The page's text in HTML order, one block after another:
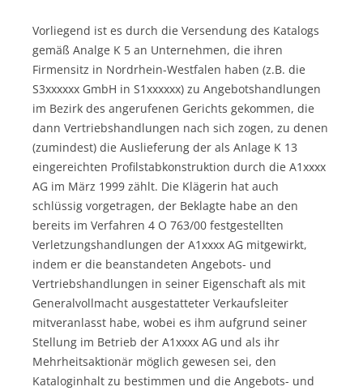
Vorliegend ist es durch die Versendung des Katalogs
gemäß Analge K 5 an Unternehmen, die ihren
Firmensitz in Nordrhein-Westfalen haben (z.B. die
S3xxxxxx GmbH in S1xxxxxx) zu Angebotshandlungen
im Bezirk des angerufenen Gerichts gekommen, die
dann Vertriebshandlungen nach sich zogen, zu denen
(zumindest) die Auslieferung der als Anlage K 13
eingereichten Profilstabkonstruktion durch die A1xxxx
AG im März 1999 zählt. Die Klägerin hat auch
schlüssig vorgetragen, der Beklagte habe an den
bereits im Verfahren 4 O 763/00 festgestellten
Verletzungshandlungen der A1xxxx AG mitgewirkt,
indem er die beanstandeten Angebots- und
Vertriebshandlungen in seiner Eigenschaft als mit
Generalvollmacht ausgestatteter Verkaufsleiter
mitveranlasst habe, wobei es ihm aufgrund seiner
Stellung im Betrieb der A1xxxx AG und als ihr
Mehrheitsaktionär möglich gewesen sei, den
Kataloginhalt zu bestimmen und die Angebots- und